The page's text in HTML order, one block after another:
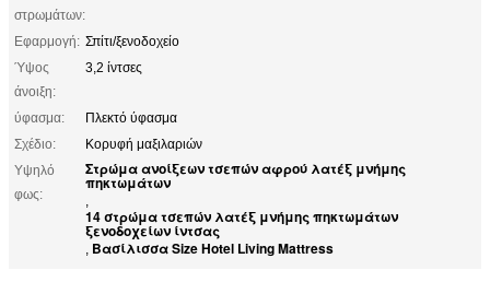
στρωμάτων:
Εφαρμογή: Σπίτι/ξενοδοχείο
Ύψος
άνοιξη:
3,2 ίντσες
ύφασμα:
Πλεκτό ύφασμα
Σχέδιο:
Κορυφή μαξιλαριών
Υψηλό
φως:
Στρώμα ανοίξεων τσεπών αφρού λατέξ μνήμης
πηκτωμάτων
,
14 στρώμα τσεπών λατέξ μνήμης πηκτωμάτων
ξενοδοχείων ίντσας
, Βασίλισσα Size Hotel Living Mattress